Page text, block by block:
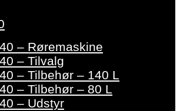
– Røremaskine
– Tilvalg
– Tilbehør – 140 L
– Tilbehør – 80 L
– Udstyr